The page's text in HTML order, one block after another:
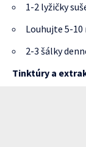
1-2 lyžičky
Louhujte 5-
2-3 šálky
Tinktúry a